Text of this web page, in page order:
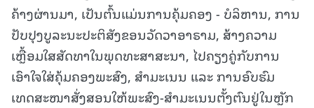
ຄ້າງຜ່ານມາ, ເປັນຕົ້ນແມ່ນການຄຸ້ມຄອງ - ບໍລິຫານ, ການ
ປັບປຸງບູລະນະປະຕິສັງຂອນວັດວາອາຣາມ, ສ້າງຄວາມ
ເຫຼື້ອມໃສສັດທາໃນພຸດທະສາສະນາ, ໄປຄຽງຄູ່ກັບການ
ເອົາໃຈໃສ່ຄຸ້ມຄອງພະສົງ, ສໍາມະເນນ ແລະ ການອົບຮົມ
ເທດສະໜາສັ່ງສອນໃຫ້ພະສົງ-ສໍາມະເນນຕັ້ງຕົນຢູ່ໃນຫຼັກ